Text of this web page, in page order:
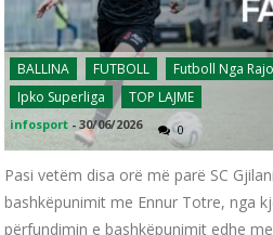
BALLINA FUTBOLL Futboll Nga
Ipko Superliga
TOP LAJME
infosport -30/06/2026 0
Pasi vetëm disa orë më parë SC
bashkëpunimit me Ennur Totre, nga
përfundimin e bashkëpunimit edhe